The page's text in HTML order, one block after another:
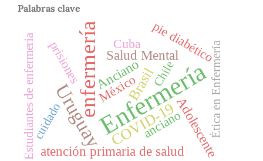
Palabras clave
Enfermería
enfermería
UruguayCOVID-19
Brasil
Adolescente
atención primaria de salud
Anciano
Salud Mentalpie diabético
prisiones
México
Cuba
anciano
Estudiantes de enfermería Ética en Enfermería
Chile
cuidado